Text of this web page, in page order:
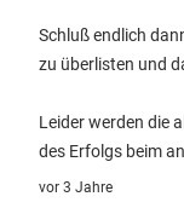
Schluß endlich
zu überlisten und
Leider werden die
des Erfolgs beim
vor 3 Jahre